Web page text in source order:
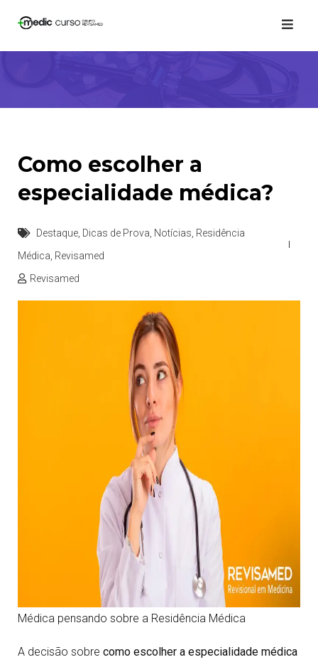
content
Como escolher a
especialidade médica?
Destaque Dicas de Prova Notícias Residência
Médica Revisamed
Revisamed
Médica pensando sobre a Residência Médica
A decisão sobre como escolher a especialidade médica